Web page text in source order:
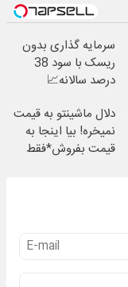
سرمایه گذاری بدون
ریسک با سود 38
درصد سالانه📈
دلال ماشینتو به قیمت
نمیخره! بیا اینجا به
قیمت بفروش*فقط